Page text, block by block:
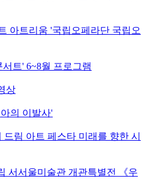
아트리움 '국립오페라단 국립오
트' 6~8월 프로그램
상
의 이발사'
림 아트 페스타 미래를 향한 시
서서울미술관 개관특별전 《우